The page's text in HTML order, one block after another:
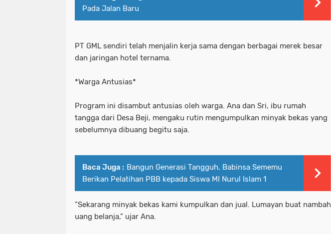
Pada Jalan Baru
PT GML sendiri telah menjalin kerja sama dengan berbagai merek besar
dan jaringan hotel ternama.
*Warga Antusias*
Program ini disambut antusias oleh warga. Ana dan Sri, ibu rumah
tangga dari Desa Beji, mengaku rutin mengumpulkan minyak bekas yang
sebelumnya dibuang begitu saja.
Baca Juga : Bangun Generasi Tangguh, Babinsa Sememu
Berikan Pelatihan PBB kepada Siswa MI Nurul Islam 1
“Sekarang minyak bekas kami kumpulkan dan jual. Lumayan buat nambah
uang belanja,” ujar Ana.